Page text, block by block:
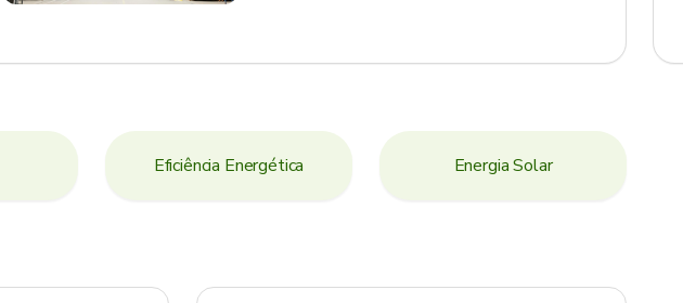
Eficiência Energética Energia Solar